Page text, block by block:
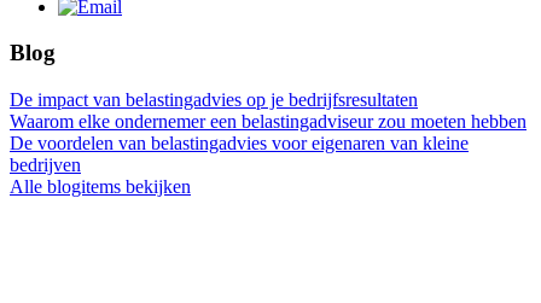
Blog
De impact van belastingadvies op je bedrijfsresultaten
Waarom elke ondernemer een belastingadviseur zou moeten hebben
De voordelen van belastingadvies voor eigenaren van kleine
bedrijven
Alle blogitems bekijken